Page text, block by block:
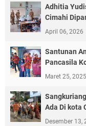
Adhitia
Cimahi
April 06, 2026
Santunan
Pancasila
Maret 25, 2025
Ada Di kota
Desember 13,